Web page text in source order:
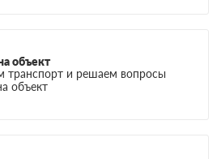
объект
транспорт и решаем вопросы
объект